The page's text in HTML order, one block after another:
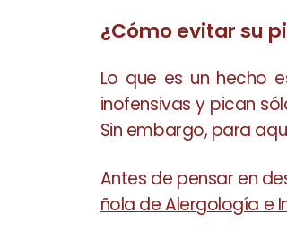
¿Cómo evitar su
Lo que es un hecho
inofensivas y pican
Sin embargo, para
Antes de pensar en
ñola de Alergología e